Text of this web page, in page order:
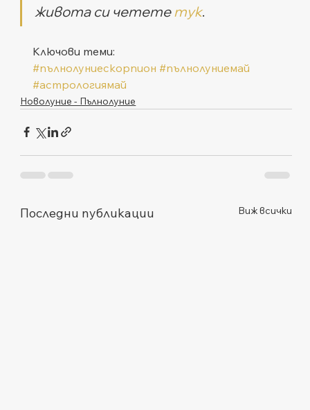
живота си четете тук.
Ключови теми:
#пълнолуниескорпион #пълнолуниемай
#астрологиямай
Новолуние - Пълнолуние
Последни публикации Виж всички